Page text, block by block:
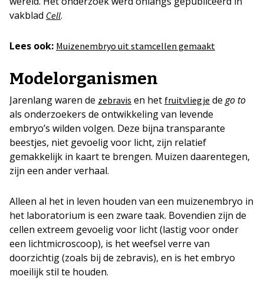
vakblad Cell.
Lees ook: Muizenembryo uit stamcellen gemaakt
Modelorganismen
Jarenlang waren de zebravis en het fruitvliegje de go to
als onderzoekers de ontwikkeling van levende
embryo’s wilden volgen. Deze bijna transparante
beestjes, niet gevoelig voor licht, zijn relatief
gemakkelijk in kaart te brengen. Muizen daarentegen,
zijn een ander verhaal.
Alleen al het in leven houden van een muizenembryo in
het laboratorium is een zware taak. Bovendien zijn de
cellen extreem gevoelig voor licht (lastig voor onder
een lichtmicroscoop), is het weefsel verre van
doorzichtig (zoals bij de zebravis), en is het embryo
moeilijk stil te houden.